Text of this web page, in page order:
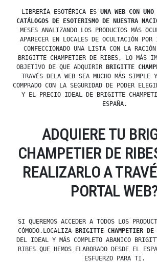
LIBRERÍA ESOTÉRICA ES UNA WEB CON
CATÁLOGOS DE ESOTERISMO DE NUESTRA
MESES ANALIZANDO LOS PRODUCTOS MÁS
APARECER EN LOCALES DE OCULTACIÓN POR
CONFECCIONADO UNA LISTA CON LA
BRIGITTE CHAMPETIER DE RIBES, LO MÁS
OBJETIVO DE QUE ADQUIRIR
BRIGITTE
TRAVÉS DELA WEB SEA MUCHO MÁS SIMPLE
COMPRADO CON LA SEGURIDAD DE PODER
Y EL PRECIO IDEAL DE BRIGITTE
ESPAÑA.
ADQUIERE TU
CHAMPETIER DE
REALIZARLO A
PORTAL
SI QUEREMOS ACCEDER A TODOS LOS
CÓMODO.LOCALIZA
BRIGITTE CHAMPETIER DE
DEL IDEAL Y MÁS COMPLETO ABANICO
RIBES QUE HEMOS ELABORADO DESDE EL
ESFUERZO PARA TI.